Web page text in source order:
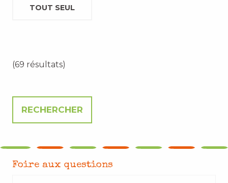
TOUT SEUL
(69 résultats)
Foire aux questions